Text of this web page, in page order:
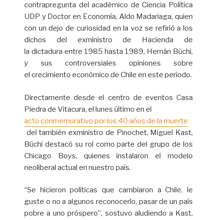
contrapregunta del académico de Ciencia Política
UDP y Doctor en Economía, Aldo Madariaga, quien
con un dejo de curiosidad en la voz se refirió a los
dichos del exministro de Hacienda de
la dictadura entre 1985 hasta 1989, Hernán Büchi,
y sus controversiales opiniones sobre
el crecimiento económico de Chile en este período.
Directamente desde el centro de eventos Casa
Piedra de Vitacura, el lunes último en el
acto conmemorativo por los 40 años de la muerte
del también exministro de Pinochet, Miguel Kast,
Büchi destacó su rol como parte del grupo de los
Chicago Boys, quienes instalaron el modelo
neoliberal actual en nuestro país.
“Se hicieron políticas que cambiaron a Chile, le
guste o no a algunos reconocerlo, pasar de un país
pobre a uno próspero”, sostuvo aludiendo a Kast,